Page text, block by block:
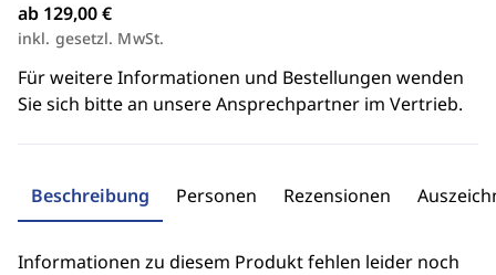
ab 129,00 €
inkl. gesetzl. MwSt.
Für weitere Informationen und Bestellungen wenden
Sie sich bitte an unsere Ansprechpartner im Vertrieb.
Beschreibung Personen Rezensionen
Informationen zu diesem Produkt fehlen leider noch